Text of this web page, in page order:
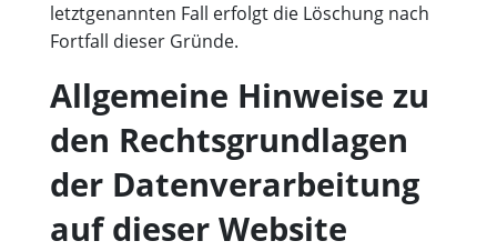
letztgenannten Fall erfolgt die Löschung nach
Fortfall dieser Gründe.
Allgemeine Hinweise zu
den Rechtsgrundlagen
der Datenverarbeitung
auf dieser Website